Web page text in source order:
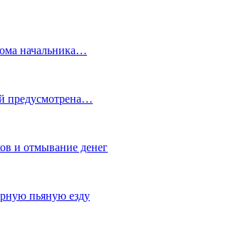
начальника…
предусмотрена…
и отмывание денег
пьяную езду